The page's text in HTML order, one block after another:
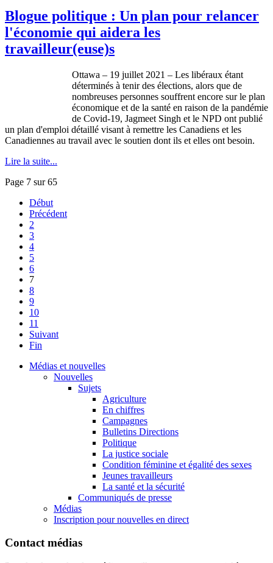
Blogue politique : Un plan pour relancer
l'économie qui aidera les
travailleur(euse)s
Ottawa – 19 juillet 2021 – Les libéraux étant
déterminés à tenir des élections, alors que de
nombreuses personnes souffrent encore sur le plan
économique et de la santé en raison de la pandémie
de Covid-19, Jagmeet Singh et le NPD ont publié
un plan d'emploi détaillé visant à remettre les Canadiens et les
Canadiennes au travail avec le soutien dont ils et elles ont besoin.
Lire la suite...
Page 7 sur 65
Début
Précédent
2
3
4
5
6
7
8
9
10
11
Suivant
Fin
Médias et nouvelles
Nouvelles
Sujets
Agriculture
En chiffres
Campagnes
Bulletins Directions
Politique
La justice sociale
Condition féminine et égalité des sexes
Jeunes travailleurs
La santé et la sécurité
Communiqués de presse
Médias
Inscription pour nouvelles en direct
Contact médias